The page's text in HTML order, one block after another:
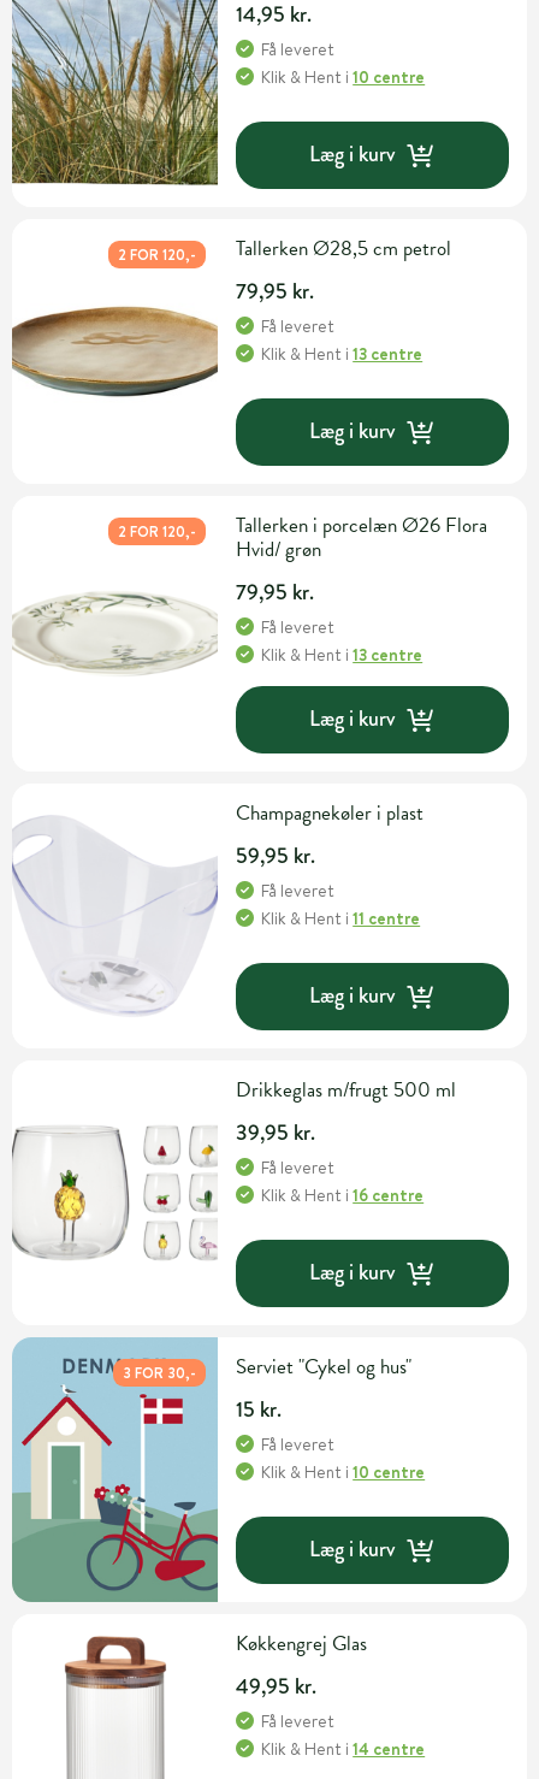
14,95 kr.
Få leveret
Klik & Hent i10 centre
Læg i kurv
2 FOR 120,- Tallerken Ø28,5 cm petrol
79,95 kr.
Få leveret
Klik & Hent i13 centre
Læg i kurv
2 FOR 120,-
Tallerken i porcelæn Ø26 Flora
Hvid/ grøn
79,95 kr.
Få leveret
Klik & Hent i13 centre
Læg i kurv
Champagnekøler i plast
59,95 kr.
Få leveret
Klik & Hent i11 centre
Læg i kurv
Drikkeglas m/frugt 500 ml
39,95 kr.
Få leveret
Klik & Hent i16 centre
Læg i kurv
3 FOR 30,- Serviet "Cykel og hus"
15 kr.
Få leveret
Klik & Hent i10 centre
Læg i kurv
Køkkengrej Glas
49,95 kr.
Få leveret
Klik & Hent i14 centre